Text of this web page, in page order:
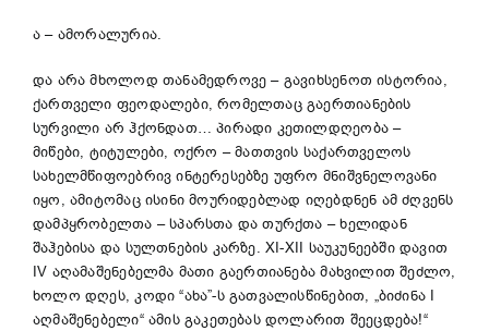
ა – ამორალურია.
და არა მხოლოდ თანამედროვე – გავიხსენოთ ისტორია,
ქართველი ფეოდალები, რომელთაც გაერთიანების
სურვილი არ ჰქონდათ… პირადი კეთილდღეობა –
მიწები, ტიტულები, ოქრო – მათთვის საქართველოს
სახელმწიფოებრივ ინტერესებზე უფრო მნიშვნელოვანი
იყო, ამიტომაც ისინი მოურიდებლად იღებდნენ ამ ძღვენს
დამპყრობელთა – სპარსთა და თურქთა – ხელიდან
შაჰებისა და სულთნების კარზე. XI-XII საუკუნეებში დავით
IV აღამაშენებელმა მათი გაერთიანება მახვილით შეძლო,
ხოლო დღეს, კოდი “ახა”-ს გათვალისწინებით, „ბიძინა I
აღმაშენებელი“ ამის გაკეთებას დოლარით შეეცდება!“